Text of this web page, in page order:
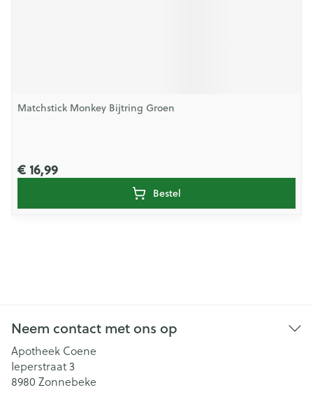
Matchstick Monkey Bijtring Groen
€ 16,99
Bestel
Neem contact met ons op
Apotheek Coene
Ieperstraat 3
8980 Zonnebeke